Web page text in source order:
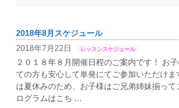
2018年8月スケジュール
2018年7月22日
レッスンスケジュール
２０１８年８月開催日程のご案内です！ お
ての方も安心して単発にてご参加いただけま
は夏休みのため、お子様はご兄弟姉妹揃っ
ログラムはこち …